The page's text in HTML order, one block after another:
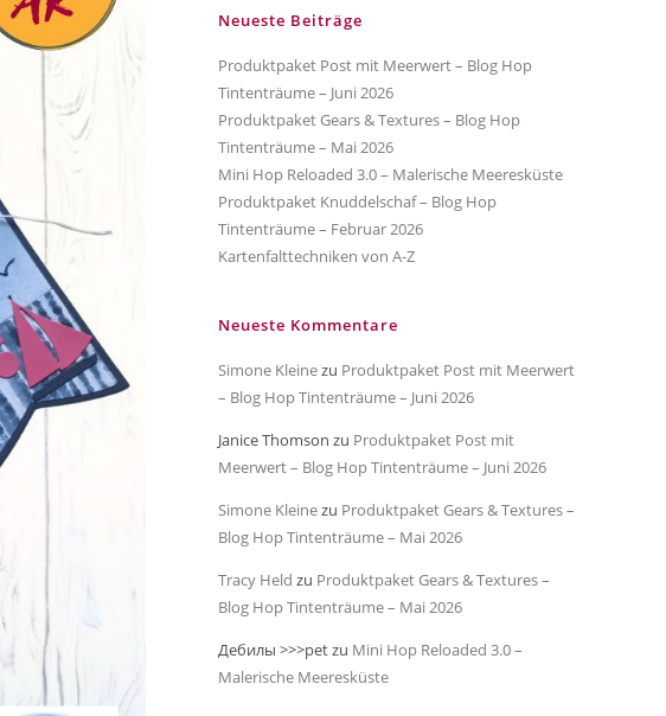
Neueste Beiträge
Produktpaket Post mit Meerwert – Blog Hop
Tintenträume – Juni 2026
Produktpaket Gears & Textures – Blog Hop
Tintenträume – Mai 2026
Mini Hop Reloaded 3.0 – Malerische Meeresküste
Produktpaket Knuddelschaf – Blog Hop
Tintenträume – Februar 2026
Kartenfalttechniken von A-Z
Neueste Kommentare
Simone Kleinezu Produktpaket Post mit Meerwert
– Blog Hop Tintenträume – Juni 2026
Janice Thomson zu Produktpaket Post mit
Meerwert – Blog Hop Tintenträume – Juni 2026
Simone Kleinezu Produktpaket Gears & Textures –
Blog Hop Tintenträume – Mai 2026
Tracy Held zu Produktpaket Gears & Textures –
Blog Hop Tintenträume – Mai 2026
Дебилы >>>petzu Mini Hop Reloaded 3.0 –
Malerische Meeresküste